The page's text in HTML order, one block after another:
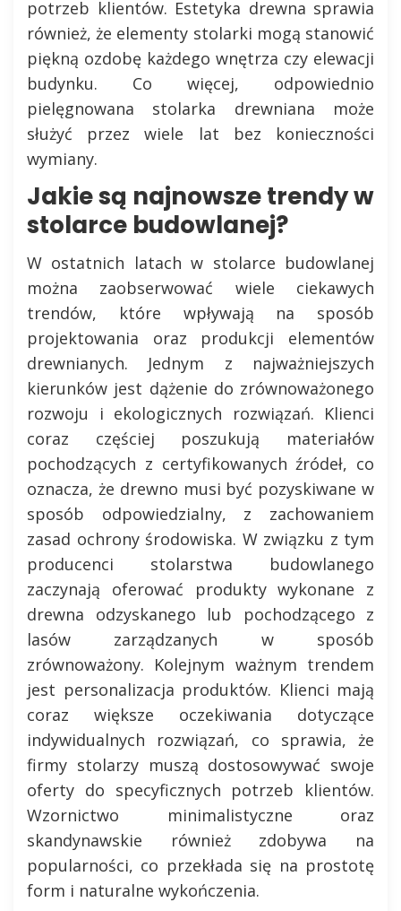
potrzeb klientów. Estetyka drewna sprawia
również, że elementy stolarki mogą stanowić
piękną ozdobę każdego wnętrza czy elewacji
budynku. Co więcej, odpowiednio
pielęgnowana stolarka drewniana może
służyć przez wiele lat bez konieczności
wymiany.
Jakie są najnowsze trendy w
stolarce budowlanej?
W ostatnich latach w stolarce budowlanej
można zaobserwować wiele ciekawych
trendów, które wpływają na sposób
projektowania oraz produkcji elementów
drewnianych. Jednym z najważniejszych
kierunków jest dążenie do zrównoważonego
rozwoju i ekologicznych rozwiązań. Klienci
coraz częściej poszukują materiałów
pochodzących z certyfikowanych źródeł, co
oznacza, że drewno musi być pozyskiwane w
sposób odpowiedzialny, z zachowaniem
zasad ochrony środowiska. W związku z tym
producenci stolarstwa budowlanego
zaczynają oferować produkty wykonane z
drewna odzyskanego lub pochodzącego z
lasów zarządzanych w sposób
zrównoważony. Kolejnym ważnym trendem
jest personalizacja produktów. Klienci mają
coraz większe oczekiwania dotyczące
indywidualnych rozwiązań, co sprawia, że
firmy stolarzy muszą dostosowywać swoje
oferty do specyficznych potrzeb klientów.
Wzornictwo minimalistyczne oraz
skandynawskie również zdobywa na
popularności, co przekłada się na prostotę
form i naturalne wykończenia.